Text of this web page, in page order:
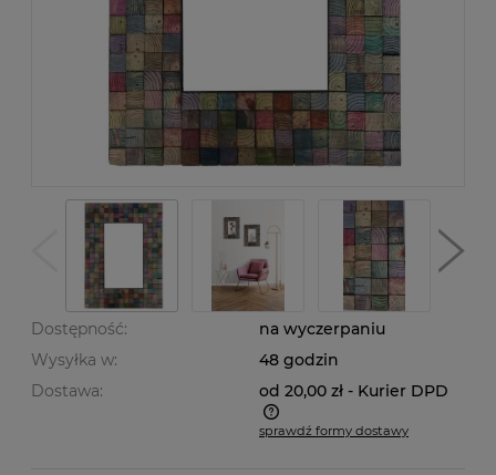
Dostępność:
na wyczerpaniu
Wysyłka w:
48 godzin
Dostawa:
od 20,00 zł - Kurier DPD
Cena nie zawiera ewentualnych kosztów płatności
sprawdź formy dostawy